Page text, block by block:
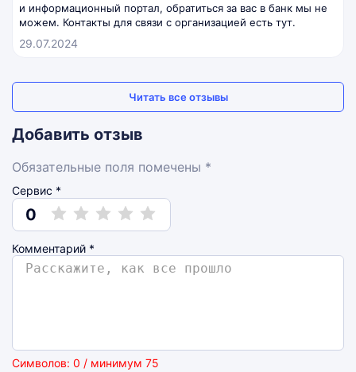
и информационный портал, обратиться за вас в банк мы не
можем. Контакты для связи с организацией есть тут.
29.07.2024
Читать все отзывы
Добавить отзыв
Обязательные поля помечены *
Сервис *
0
Комментарий *
Символов: 0 / минимум 75